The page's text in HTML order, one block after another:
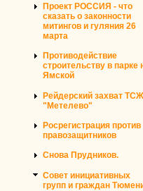
Проект РОССИЯ - что
сказать о законности
митингов и гуляния 26
марта
Противодействие
строительству в парке
Ямской
Рейдерский захват ТСЖ
"Метелево"
Росрегистрация против
правозащитников
Снова Прудников.
Совет инициативных
групп и граждан